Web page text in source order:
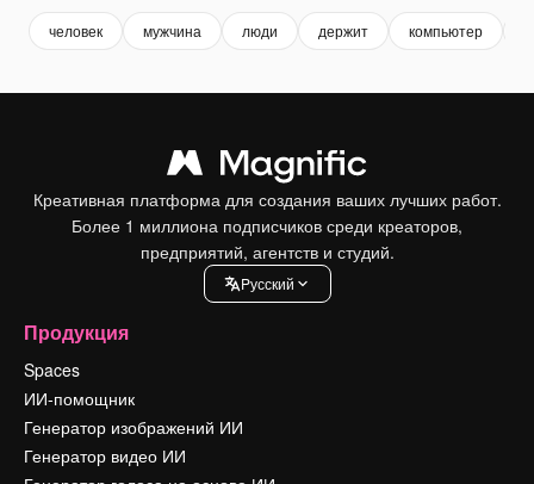
человек мужчина люди держит компьютер
Креативная платформа для создания ваших лучших работ.
Более 1 миллиона подписчиков среди креаторов,
предприятий, агентств и студий.
Pусский
Продукция
Spaces
ИИ-помощник
Генератор изображений ИИ
Генератор видео ИИ